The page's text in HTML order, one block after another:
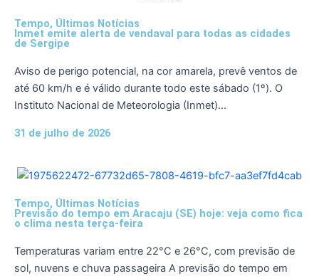
Tempo, Últimas Notícias
Inmet emite alerta de vendaval para todas as cidades
de Sergipe
Aviso de perigo potencial, na cor amarela, prevê ventos de
até 60 km/h e é válido durante todo este sábado (1º). O
Instituto Nacional de Meteorologia (Inmet)...
31 de julho de 2026
Tempo, Últimas Notícias
Previsão do tempo em Aracaju (SE) hoje: veja como fica
o clima nesta terça-feira
Temperaturas variam entre 22°C e 26°C, com previsão de
sol, nuvens e chuva passageira A previsão do tempo em